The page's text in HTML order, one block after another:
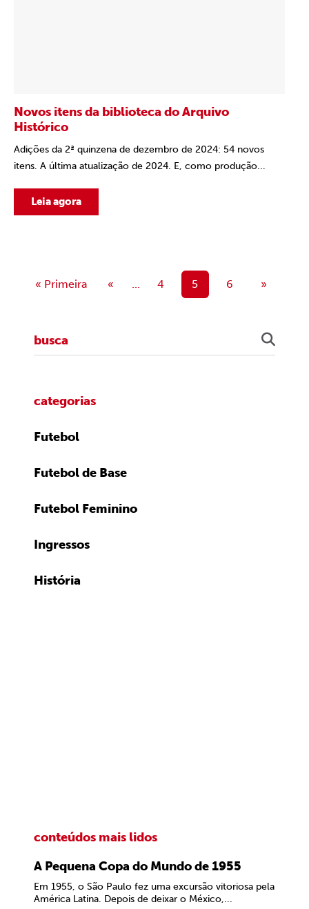
Novos itens da biblioteca do Arquivo
Histórico
Adições da 2ª quinzena de dezembro de 2024: 54 novos
itens. A última atualização de 2024. E, como produção...
Leia agora
« Primeira « ... 4 5 6 »
categorias
Futebol
Futebol de Base
Futebol Feminino
Ingressos
História
conteúdos mais lidos
A Pequena Copa do Mundo de 1955
Em 1955, o São Paulo fez uma excursão vitoriosa pela
América Latina. Depois de deixar o México,...